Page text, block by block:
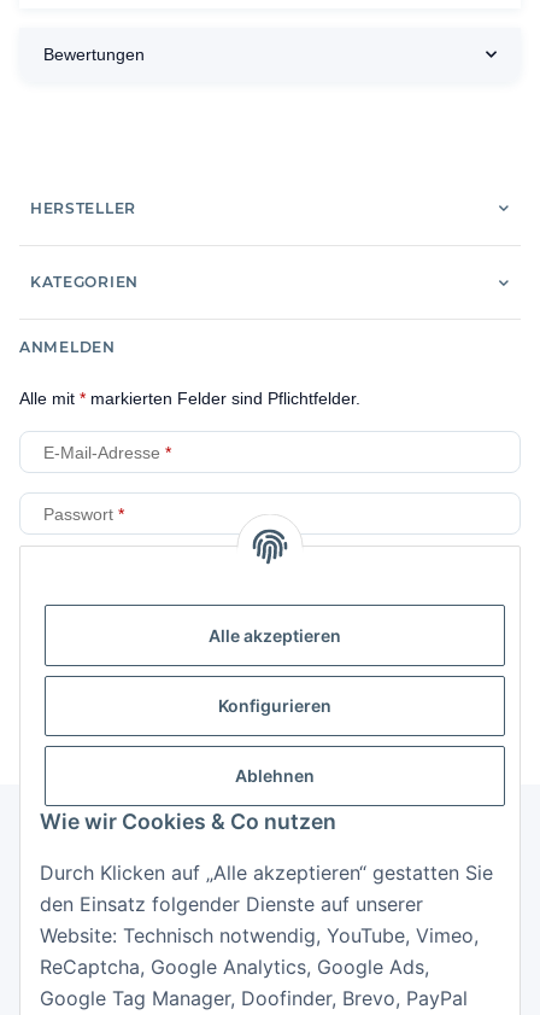
Alle akzeptieren
Konfigurieren
Ablehnen
Wie wir Cookies & Co nutzen
Durch Klicken auf „Alle akzeptieren“ gestatten Sie
den Einsatz folgender Dienste auf unserer
Website: Technisch notwendig, YouTube, Vimeo,
ReCaptcha, Google Analytics, Google Ads,
Google Tag Manager, Doofinder, Brevo, PayPal
Bewertungen
HERSTELLER
KATEGORIEN
ANMELDEN
Alle mit * markierten Felder sind Pflichtfelder.
E-Mail-Adresse
Passwort
Neu hier? Jetzt registrieren!
Informationen
Gesetzliche Informationen